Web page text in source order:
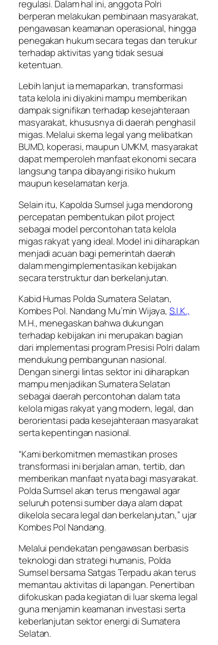
regulasi. Dalam hal ini, anggota Polri
berperan melakukan pembinaan masyarakat,
pengawasan keamanan operasional, hingga
penegakan hukum secara tegas dan terukur
terhadap aktivitas yang tidak sesuai
ketentuan.
Lebih lanjut ia memaparkan, transformasi
tata kelola ini diyakini mampu memberikan
dampak signifikan terhadap kesejahteraan
masyarakat, khususnya di daerah penghasil
migas. Melalui skema legal yang melibatkan
BUMD, koperasi, maupun UMKM, masyarakat
dapat memperoleh manfaat ekonomi secara
langsung tanpa dibayangi risiko hukum
maupun keselamatan kerja.
Selain itu, Kapolda Sumsel juga mendorong
percepatan pembentukan pilot project
sebagai model percontohan tata kelola
migas rakyat yang ideal. Model ini diharapkan
menjadi acuan bagi pemerintah daerah
dalam mengimplementasikan kebijakan
secara terstruktur dan berkelanjutan.
Kabid Humas Polda Sumatera Selatan,
Kombes Pol. Nandang Mu’min Wijaya, S.I.K.,
M.H., menegaskan bahwa dukungan
terhadap kebijakan ini merupakan bagian
dari implementasi program Presisi Polri dalam
mendukung pembangunan nasional.
Dengan sinergi lintas sektor ini diharapkan
mampu menjadikan Sumatera Selatan
sebagai daerah percontohan dalam tata
kelola migas rakyat yang modern, legal, dan
berorientasi pada kesejahteraan masyarakat
serta kepentingan nasional.
“Kami berkomitmen memastikan proses
transformasi ini berjalan aman, tertib, dan
memberikan manfaat nyata bagi masyarakat.
Polda Sumsel akan terus mengawal agar
seluruh potensi sumber daya alam dapat
dikelola secara legal dan berkelanjutan,” ujar
Kombes Pol Nandang.
Melalui pendekatan pengawasan berbasis
teknologi dan strategi humanis, Polda
Sumsel bersama Satgas Terpadu akan terus
memantau aktivitas di lapangan. Penertiban
difokuskan pada kegiatan di luar skema legal
guna menjamin keamanan investasi serta
keberlanjutan sektor energi di Sumatera
Selatan.